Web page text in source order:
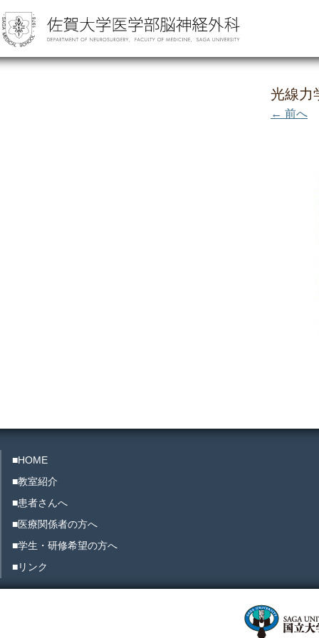
光線力
← 前へ
■HOME
■教室紹介
■患者さんへ
■医療関係者の方へ
■学生・研修希望の方へ
■リンク